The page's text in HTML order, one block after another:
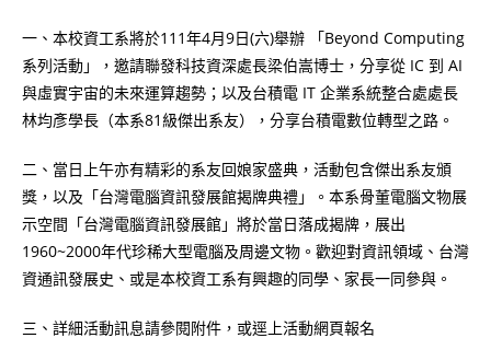
一、本校資工系將於111年4月9日(六)舉辦 「Beyond Computing
系列活動」，邀請聯發科技資深處長梁伯嵩博士，分享從 IC 到 AI
與虛實宇宙的未來運算趨勢；以及台積電 IT 企業系統整合處處長
林均彥學長（本系81級傑出系友），分享台積電數位轉型之路。
二、當日上午亦有精彩的系友回娘家盛典，活動包含傑出系友頒
獎，以及「台灣電腦資訊發展館揭牌典禮」。本系骨董電腦文物展
示空間「台灣電腦資訊發展館」將於當日落成揭牌，展出
1960~2000年代珍稀大型電腦及周邊文物。歡迎對資訊領域、台灣
資通訊發展史、或是本校資工系有興趣的同學、家長一同參與。
三、詳細活動訊息請參閱附件，或逕上活動網頁報名